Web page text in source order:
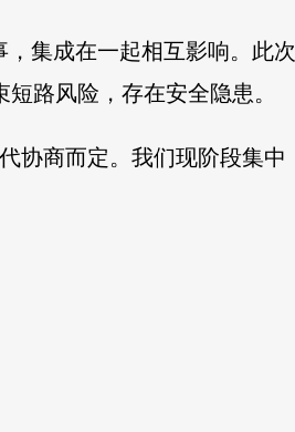
集成在一起相互影响。此次
路风险，存在安全隐患。
协商而定。我们现阶段集中